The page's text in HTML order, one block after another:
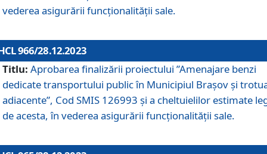
vederea asigurării funcționalității sale.
966/28.12.2023
Titlu: Aprobarea finalizării proiectului ”Amenajare benzi
dedicate transportului public în Municipiul Brașov şi
adiacente”, Cod SMIS 126993 și a cheltuielilor estimate
de acesta, în vederea asigurării funcționalității sale.